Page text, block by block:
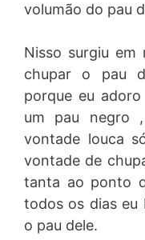
volumão do pau
Nisso surgiu em
chupar o pau
porque eu
um pau negro
vontade louca
vontade de
tanta ao ponto
todos os dias eu
o pau dele.